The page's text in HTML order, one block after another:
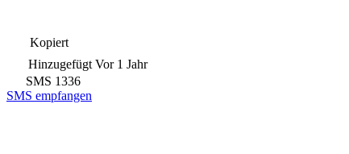
Kopiert
Hinzugefügt Vor 1 Jahr
SMS 1336
SMS empfangen